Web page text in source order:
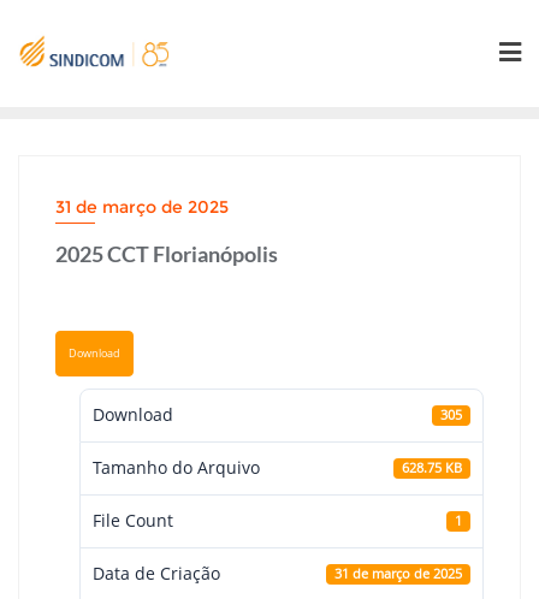
content
31 de março de 2025
2025 CCT Florianópolis
Download
Download 305
Tamanho do Arquivo 628.75 KB
File Count 1
Data de Criação 31 de março de 2025